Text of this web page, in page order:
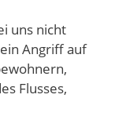
uns nicht
Angriff auf
Flusses,